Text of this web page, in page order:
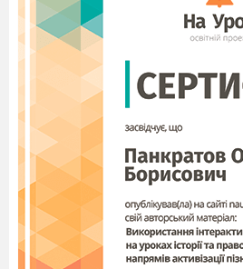
фотосинтезу на
ІІ.Осмислення, або
уроку.
Тема. Фотосинтез.
фази.
Мета.
Дати поняття про
фази. Визначити
для живих